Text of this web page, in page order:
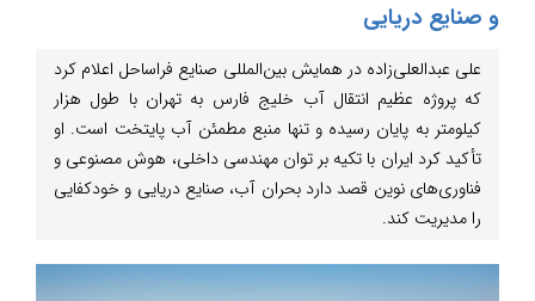
و صنایع دریایی
علی عبدالعلی‌زاده در همایش بین‌المللی صنایع فراساحل اعلام کرد
که پروژه عظیم انتقال آب خلیج فارس به تهران با طول هزار
کیلومتر به پایان رسیده و تنها منبع مطمئن آب پایتخت است. او
تأکید کرد ایران با تکیه بر توان مهندسی داخلی، هوش مصنوعی و
فناوری‌های نوین قصد دارد بحران آب، صنایع دریایی و خودکفایی
را مدیریت کند.